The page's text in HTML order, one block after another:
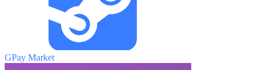
GPay Market